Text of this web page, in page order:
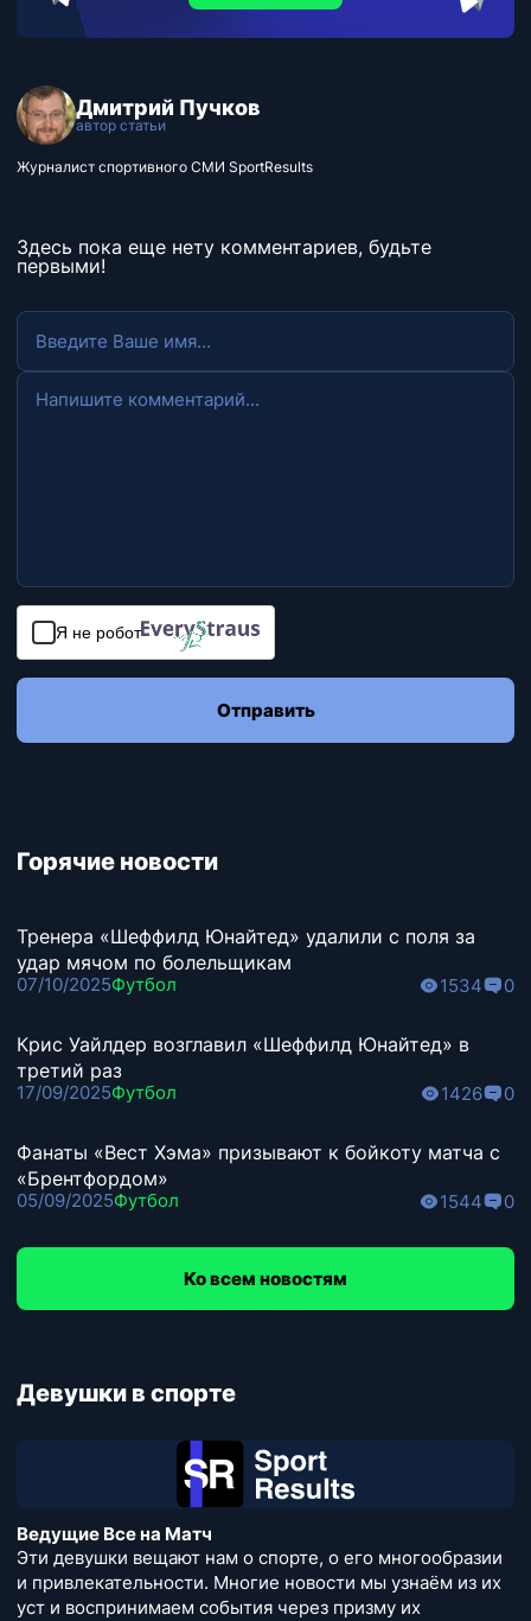
Дмитрий Пучков
автор статьи
Журналист спортивного СМИ SportResults
Здесь пока еще нету комментариев, будьте
первыми!
Я не робот
Отправить
Горячие новости
Тренера «Шеффилд Юнайтед» удалили с поля за
удар мячом по болельщикам
07/10/2025Футбол 1534 0
Крис Уайлдер возглавил «Шеффилд Юнайтед» в
третий раз
17/09/2025Футбол 1426 0
Фанаты «Вест Хэма» призывают к бойкоту матча с
«Брентфордом»
05/09/2025Футбол 1544 0
Ко всем новостям
Девушки в спорте
Ведущие Все на Матч
Эти девушки вещают нам о спорте, о его многообразии
и привлекательности. Многие новости мы узнаём из их
уст и воспринимаем события через призму их